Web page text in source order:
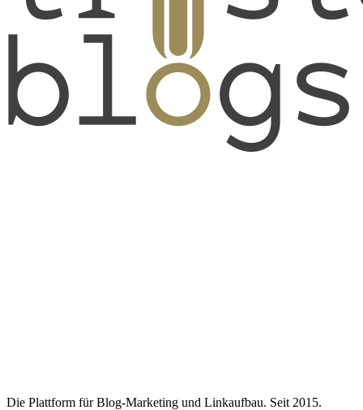
Die Plattform für Blog-Marketing und Linkaufbau. Seit 2015.